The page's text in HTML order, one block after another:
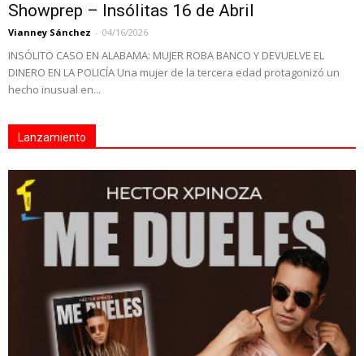
Showprep – Insólitas 16 de Abril
Vianney Sánchez - 04/16/2026
INSÓLITO CASO EN ALABAMA: MUJER ROBA BANCO Y DEVUELVE EL
DINERO EN LA POLICÍA Una mujer de la tercera edad protagonizó un
hecho inusual en...
Lanzamiento